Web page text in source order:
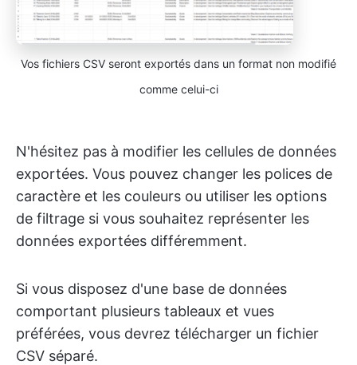
Vos fichiers CSV seront exportés dans un format non modifié
comme celui-ci
N'hésitez pas à modifier les cellules de données
exportées. Vous pouvez changer les polices de
caractère et les couleurs ou utiliser les options
de filtrage si vous souhaitez représenter les
données exportées différemment.
Si vous disposez d'une base de données
comportant plusieurs tableaux et vues
préférées, vous devrez télécharger un fichier
CSV séparé.